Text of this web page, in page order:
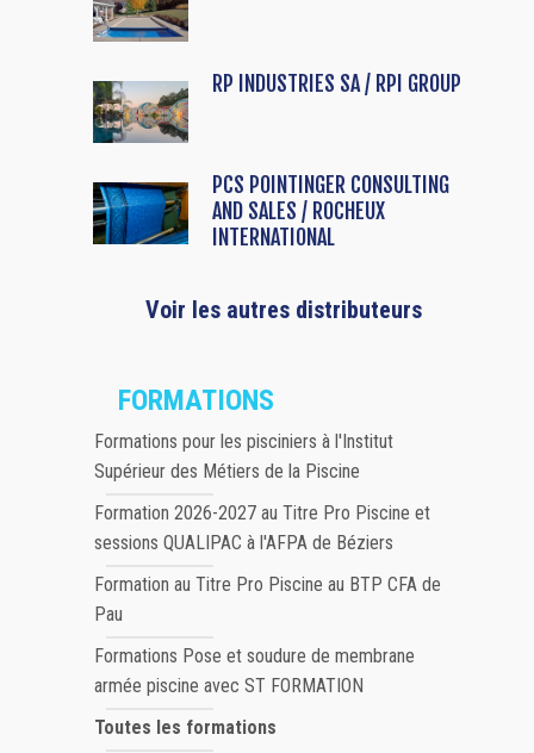
RP INDUSTRIES SA / RPI GROUP
PCS POINTINGER CONSULTING
AND SALES / ROCHEUX
INTERNATIONAL
Voir les autres distributeurs
FORMATIONS
Formations pour les pisciniers à l'Institut
Supérieur des Métiers de la Piscine
Formation 2026-2027 au Titre Pro Piscine et
sessions QUALIPAC à l'AFPA de Béziers
Formation au Titre Pro Piscine au BTP CFA de
Pau
Formations Pose et soudure de membrane
armée piscine avec ST FORMATION
Toutes les formations